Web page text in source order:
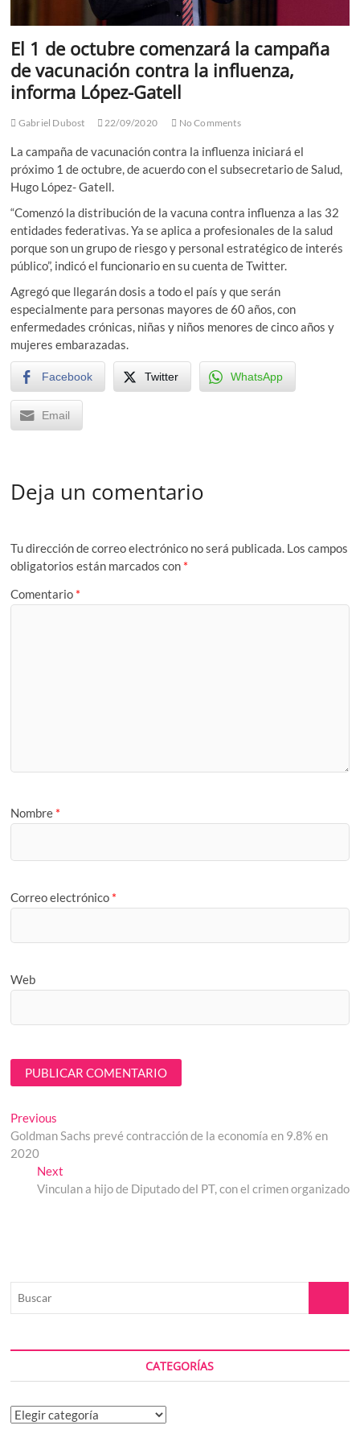
El 1 de octubre comenzará la campaña
de vacunación contra la influenza,
informa López-Gatell
Gabriel Dubost 22/09/2020 No Comments
La campaña de vacunación contra la influenza iniciará el
próximo 1 de octubre, de acuerdo con el subsecretario de Salud,
Hugo López- Gatell.
“Comenzó la distribución de la vacuna contra influenza a las 32
entidades federativas. Ya se aplica a profesionales de la salud
porque son un grupo de riesgo y personal estratégico de interés
público”, indicó el funcionario en su cuenta de Twitter.
Agregó que llegarán dosis a todo el país y que serán
especialmente para personas mayores de 60 años, con
enfermedades crónicas, niñas y niños menores de cinco años y
mujeres embarazadas.
Facebook Twitter WhatsApp
Email
Deja un comentario
Tu dirección de correo electrónico no será publicada. Los campos
obligatorios están marcados con *
Comentario *
Nombre *
Correo electrónico *
Web
Navegación
de
entradas
Previous
post:
Goldman Sachs prevé contracción de la economía en 9.8% en
2020
NextNext
post:
Vinculan a hijo de Diputado del PT, con el crimen organizado
CATEGORÍAS
Categorías